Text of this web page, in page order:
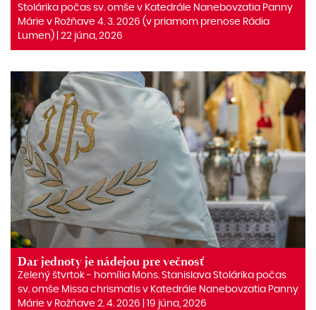
Stolárika počas sv. omše v Katedrále Nanebovzatia Panny
Márie v Rožňave 4. 3. 2026 (v priamom prenose Rádia
Lumen) | 22 júna, 2026
Dar jednoty je nádejou pre večnosť
Zelený štvrtok ‒ homília Mons. Stanislava Stolárika počas
sv. omše Missa chrismatis v Katedrále Nanebovzatia Panny
Márie v Rožňave 2. 4. 2026 | 19 júna, 2026